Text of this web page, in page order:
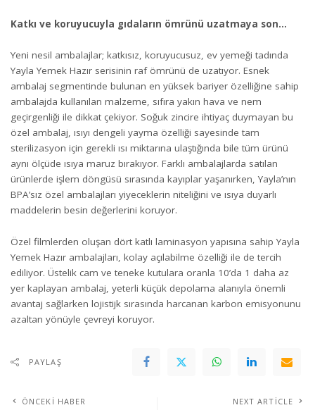
Katkı ve koruyucuyla gıdaların ömrünü uzatmaya son…
Yeni nesil ambalajlar; katkısız, koruyucusuz, ev yemeği tadında
Yayla Yemek Hazır serisinin raf ömrünü de uzatıyor. Esnek
ambalaj segmentinde bulunan en yüksek bariyer özelliğine sahip
ambalajda kullanılan malzeme, sıfıra yakın hava ve nem
geçirgenliği ile dikkat çekiyor. Soğuk zincire ihtiyaç duymayan bu
özel ambalaj, ısıyı dengeli yayma özelliği sayesinde tam
sterilizasyon için gerekli ısı miktarına ulaştığında bile tüm ürünü
aynı ölçüde ısıya maruz bırakıyor. Farklı ambalajlarda satılan
ürünlerde işlem döngüsü sırasında kayıplar yaşanırken, Yayla’nın
BPA’sız özel ambalajları yiyeceklerin niteliğini ve ısıya duyarlı
maddelerin besin değerlerini koruyor.
Özel filmlerden oluşan dört katlı laminasyon yapısına sahip Yayla
Yemek Hazır ambalajları, kolay açılabilme özelliği ile de tercih
ediliyor. Üstelik cam ve teneke kutulara oranla 10’da 1 daha az
yer kaplayan ambalaj, yeterli küçük depolama alanıyla önemli
avantaj sağlarken lojistijk sırasında harcanan karbon emisyonunu
azaltan yönüyle çevreyi koruyor.
PAYLAŞ
ÖNCEKI HABER NEXT ARTICLE